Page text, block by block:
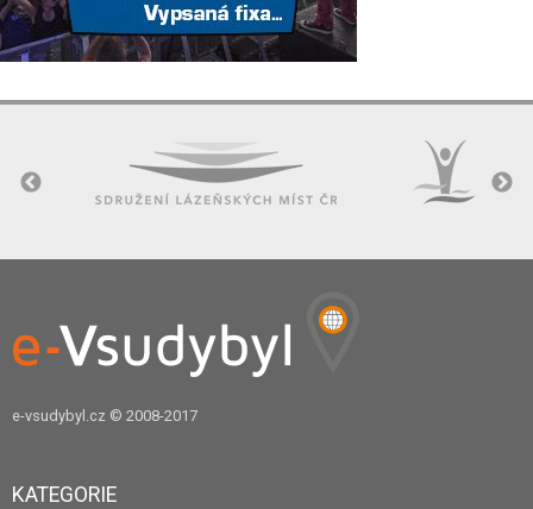
e-vsudybyl.cz © 2008-2017
KATEGORIE